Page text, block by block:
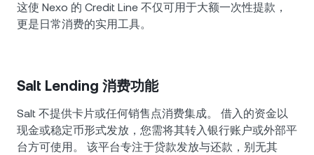
这使 Nexo 的 Credit Line 不仅可用于大额一次性提款，
更是日常消费的实用工具。
Salt Lending 消费功能
Salt 不提供卡片或任何销售点消费集成。 借入的资金以
现金或稳定币形式发放，您需将其转入银行账户或外部平
台方可使用。 该平台专注于贷款发放与还款，别无其